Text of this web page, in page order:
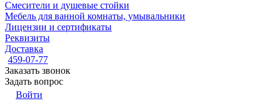
Смесители и душевые стойки
Мебель для ванной комнаты, умывальники
Лицензии и сертификаты
Реквизиты
Доставка
459-07-77
Заказать звонок
Задать вопрос
Войти